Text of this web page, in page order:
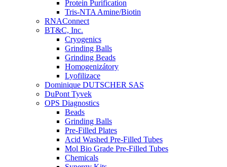
Protein Purification
Tris-NTA Amine/Biotin
RNAConnect
BT&C, Inc.
Cryogenics
Grinding Balls
Grinding Beads
Homogenizátory
Lyofilizace
Dominique DUTSCHER SAS
DuPont Tyvek
OPS Diagnostics
Beads
Grinding Balls
Pre-Filled Plates
Acid Washed Pre-Filled Tubes
Mol Bio Grade Pre-Filled Tubes
Chemicals